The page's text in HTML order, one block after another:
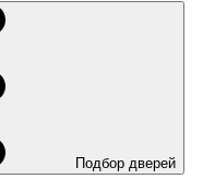
Подбор дверей